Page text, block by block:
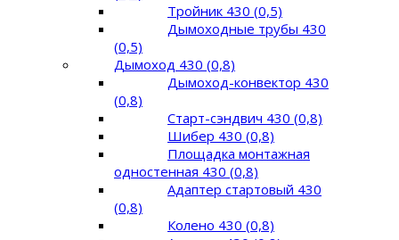
Тройник 430 (0,5)
Дымоходные трубы 430
(0,5)
Дымоход 430 (0,8)
Дымоход-конвектор 430
(0,8)
Старт-сэндвич 430 (0,8)
Шибер 430 (0,8)
Площадка монтажная
одностенная 430 (0,8)
Адаптер стартовый 430
(0,8)
Колено 430 (0,8)